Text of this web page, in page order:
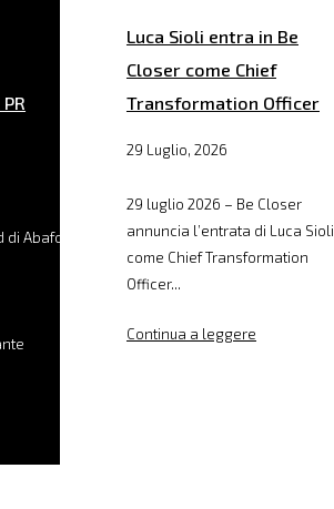
di Abafoods, filiale
Luca Sioli entra in Be
Closer come Chief
Transformation Officer
29 Luglio, 2026
29 luglio 2026 – Be Closer
annuncia l’entrata di Luca Sioli
come Chief Transformation
Officer...
Continua a leggere